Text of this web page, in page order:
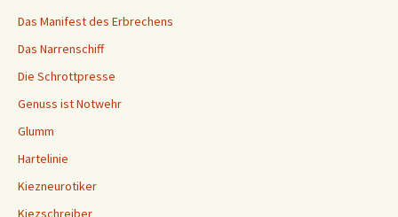
Das Manifest des Erbrechens
Das Narrenschiff
Die Schrottpresse
Genuss ist Notwehr
Glumm
Hartelinie
Kiezneurotiker
Kiezschreiber